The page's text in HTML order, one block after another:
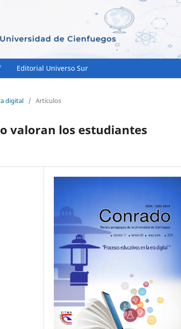
Editorial Universo Sur
digital / Artículos
valoran los estudiantes